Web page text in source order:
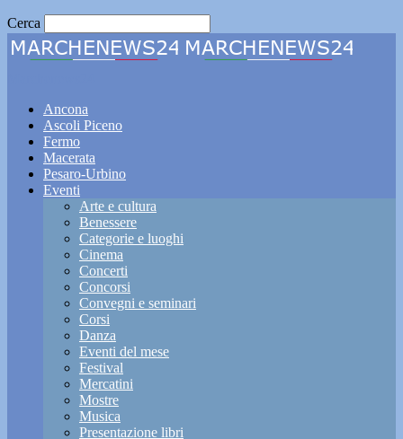
Cerca
Ancona
Ascoli Piceno
Fermo
Macerata
Pesaro-Urbino
Eventi
Arte e cultura
Benessere
Categorie e luoghi
Cinema
Concerti
Concorsi
Convegni e seminari
Corsi
Danza
Eventi del mese
Festival
Mercatini
Mostre
Musica
Presentazione libri